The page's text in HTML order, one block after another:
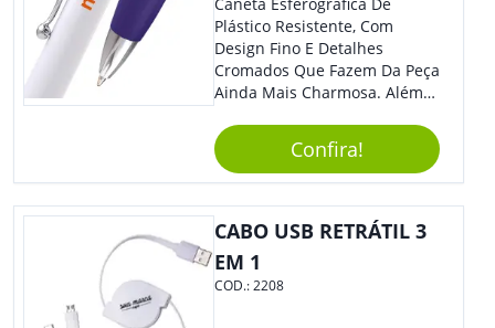
Plástico Resistente, Com
Design Fino E Detalhes
Cromados Que Fazem Da Peça
Ainda Mais Charmosa. Além
Seu Acionamento É Por Giro.
Perfeita Para Diversas
Ocasiões Do Dia A Dia.
Confira!
CABO USB RETRÁTIL 3
EM 1
COD.:2208